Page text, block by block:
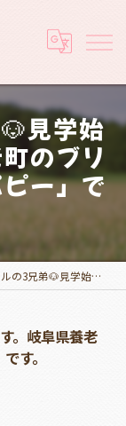
見学始
のブリ
ー」で
す。岐阜県養老町のブリーダー「ワンダフルパピー」です。
。岐阜県養老
す。